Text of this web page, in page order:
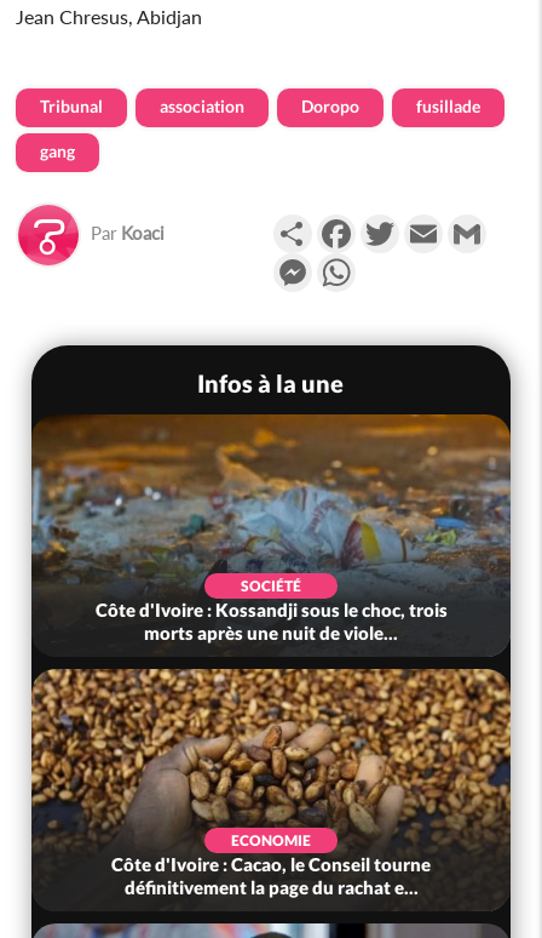
Jean Chresus, Abidjan
Tribunal association Doropo fusillade
gang
Par Koaci PartagerFacebookTwitterEmail
Messenger
Infos à la une
SOCIÉTÉ
Côte d'Ivoire : Kossandji sous le choc, trois
morts après une nuit de viole...
ECONOMIE
Côte d'Ivoire : Cacao, le Conseil tourne
définitivement la page du rachat e...